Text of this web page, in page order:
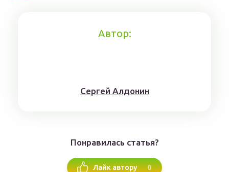
Автор:
Сергей Алдонин
Понравилась статья?
Лайк автору 0